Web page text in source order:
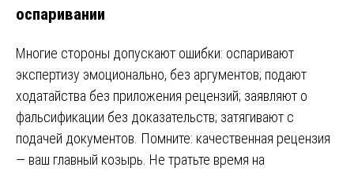
оспаривании
Многие стороны допускают ошибки: оспаривают
экспертизу эмоционально, без аргументов; подают
ходатайства без приложения рецензий; заявляют о
фальсификации без доказательств; затягивают с
подачей документов. Помните: качественная рецензия
— ваш главный козырь. Не тратьте время на